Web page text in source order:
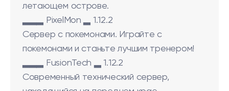
летающем острове.
▂▂▂ PixelMon ▂ 1.12.2
Сервер с покемонами. Играйте с
покемонами и станьте лучшим тренером!
▂▂▂ FusionTech ▂ 1.12.2
Современный технический сервер,